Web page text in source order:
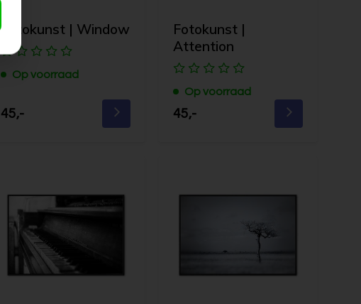
Fotokunst | Window
Op voorraad
45,-
Fotokunst |
Attention
Op voorraad
45,-